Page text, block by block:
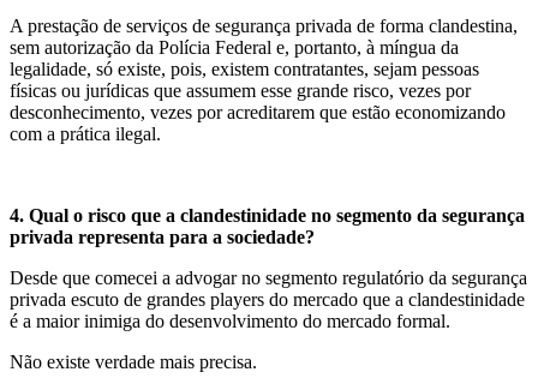
A prestação de serviços de segurança privada de forma clandestina,
sem autorização da Polícia Federal e, portanto, à míngua da
legalidade, só existe, pois, existem contratantes, sejam pessoas
físicas ou jurídicas que assumem esse grande risco, vezes por
desconhecimento, vezes por acreditarem que estão economizando
com a prática ilegal.
4. Qual o risco que a clandestinidade no segmento da segurança
privada representa para a sociedade?
Desde que comecei a advogar no segmento regulatório da segurança
privada escuto de grandes players do mercado que a clandestinidade
é a maior inimiga do desenvolvimento do mercado formal.
Não existe verdade mais precisa.